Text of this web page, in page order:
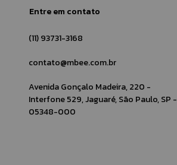
Entre em contato
(11) 93731-3168
contato@mbee.com.br
Avenida Gonçalo Madeira, 220 -
Interfone 529, Jaguaré, São Paulo, SP -
05348-000